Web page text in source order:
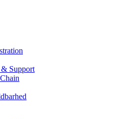
& Support